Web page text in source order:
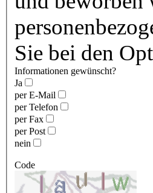
Sie bei den
Informationen gewünscht?
Ja
per E-Mail
per Telefon
per Fax
per Post
nein
Code